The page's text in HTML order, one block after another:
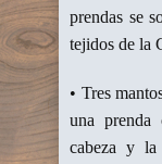
prendas se
tejidos de la
• Tres
una prenda
cabeza y la